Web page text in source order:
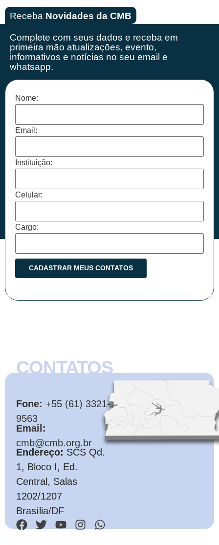
Receba Novidades da CMB
Complete com seus dados e receba em
primeira mão atualizações, evento,
informativos e notícias no seu email e
whatsapp.
Nome:
Email:
Instituição:
Celular:
Cargo:
CONTATOS
Fone: +55 (61) 3321-
9563
Email:
cmb@cmb.org.br
Endereço: SCS Qd.
1, Bloco I, Ed.
Central, Salas
1202/1207
Brasília/DF